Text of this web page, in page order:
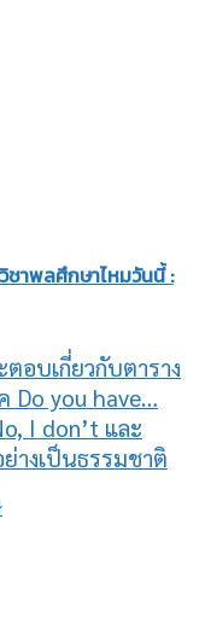
ชาพลศึกษาไหมวันนี้ :
อบเกี่ยวกับตาราง
Do you have…
I don’t และ
างเป็นธรรมชาติ